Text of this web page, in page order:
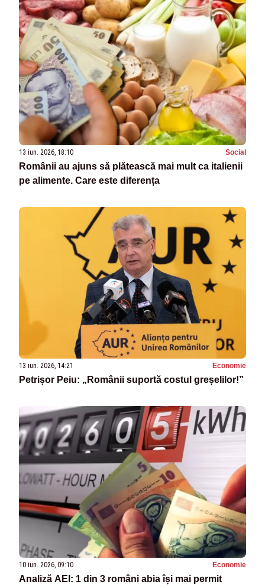
13 iun. 2026, 18:10 Social
Românii au ajuns să plătească mai mult ca italienii
pe alimente. Care este diferența
13 iun. 2026, 14:21 Economie
Petrișor Peiu: „Românii suportă costul greșelilor!”
10 iun. 2026, 09:10 Economie
Analiză AEI: 1 din 3 români abia își mai permit